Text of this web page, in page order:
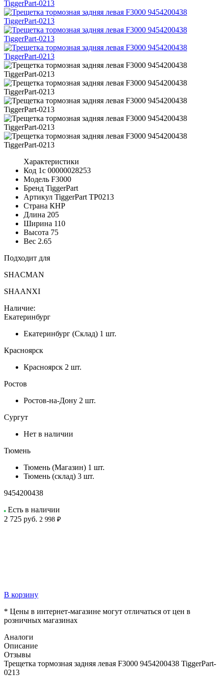
Характеристики
Код 1с 00000028253
Модель F3000
Бренд TiggerPart
Артикул TiggerPart TP0213
Страна КНР
Длина 205
Ширина 110
Высота 75
Вес 2.65
Подходит для
SHACMAN
SHAANXI
Наличие:
Екатеринбург
Екатеринбург (Склад) 1 шт.
Красноярск
Красноярск 2 шт.
Ростов
Ростов-на-Дону 2 шт.
Сургут
Нет в наличии
Тюмень
Тюмень (Магазин) 1 шт.
Тюмень (склад) 3 шт.
9454200438
Есть в наличии
2 725 руб. 2 998 ₽
В корзину
* Цены в интернет-магазине могут отличаться от цен в
розничных магазинах
Аналоги
Описание
Отзывы
Трещетка тормозная задняя левая F3000 9454200438 TiggerPart-
0213